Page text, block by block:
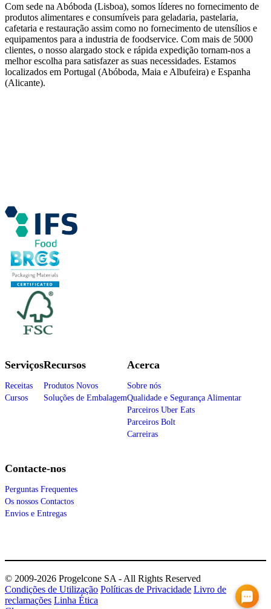
Com sede na Abóboda (Lisboa), somos líderes no fornecimento de
produtos alimentares e consumíveis para geladaria, pastelaria,
cafetaria e restauração assim como no fornecimento de utensílios e
equipamentos para a industria de foodservice. Com mais de 5000
clientes, o nosso alargado stock e rápida expedição tornam-nos a
melhor escolha para satisfazer as suas necessidades. Estamos
localizados em Portugal (Abóboda, Maia e Albufeira) e Espanha
(Alicante).
Serviços
Receitas
Cursos
Recursos
Produtos Novos
Soluções de Embalagem
Acerca
Sobre nós
Qualidade e Segurança Alimentar
Parceiros Uber Eats
Parceiros Bolt
Carreiras
Contacte-nos
Perguntas Frequentes
Os nossos Contactos
Envios e Entregas
© 2009-2026 Progelcone SA - All Rights Reserved
Condições de Utilização Políticas de Privacidade Livro de
reclamações Linha Ética